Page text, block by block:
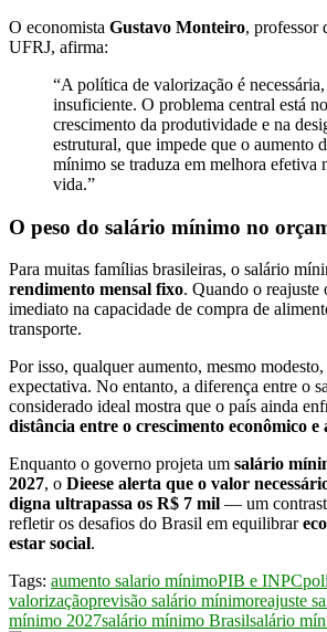
O economista Gustavo Monteiro, professor
UFRJ, afirma:
“A política de valorização é necessária,
insuficiente. O problema central está
crescimento da produtividade e na
estrutural, que impede que o aumento
mínimo se traduza em melhora efetiva
vida.”
O peso do salário mínimo no
Para muitas famílias brasileiras, o salário
rendimento mensal fixo. Quando o reajuste
imediato na capacidade de compra de
transporte.
Por isso, qualquer aumento, mesmo
expectativa. No entanto, a diferença entre o
considerado ideal mostra que o país ainda
distância entre o crescimento econômico e
Enquanto o governo projeta um salário
2027, o Dieese alerta que o valor
digna ultrapassa os R$ 7 mil — um
refletir os desafios do Brasil em equilibrar
estar social.
Tags: aumento salario mínimoPIB e INPC
valorizaçãoprevisão salário mínimoreajuste
mínimo 2027salário mínimo Brasilsalário